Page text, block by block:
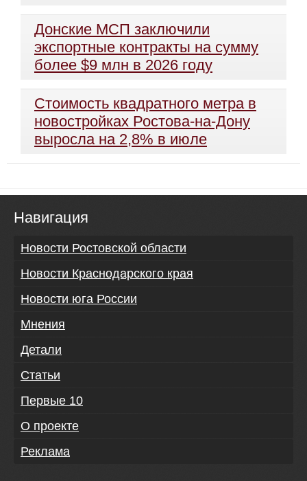
Донские МСП заключили
экспортные контракты на сумму
более $9 млн в 2026 году
Стоимость квадратного метра в
новостройках Ростова-на-Дону
выросла на 2,8% в июле
Навигация
Новости Ростовской области
Новости Краснодарского края
Новости юга России
Мнения
Детали
Статьи
Первые 10
О проекте
Реклама